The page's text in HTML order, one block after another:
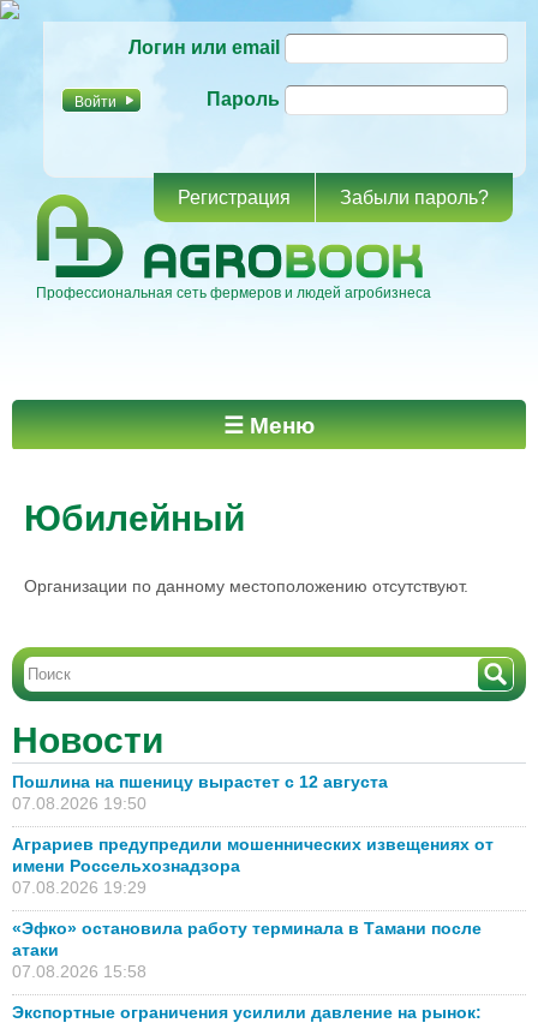
основному
Логин или email
Пароль
Регистрация Забыли пароль?
Профессиональная сеть фермеров и людей агробизнеса
Главное меню ☰ Меню
Юбилейный
Организации по данному местоположению отсутствуют.
Новости
Пошлина на пшеницу вырастет с 12 августа
07.08.2026 19:50
Аграриев предупредили мошеннических извещениях от
имени Россельхознадзора
07.08.2026 19:29
«Эфко» остановила работу терминала в Тамани после
атаки
07.08.2026 15:58
Экспортные ограничения усилили давление на рынок: